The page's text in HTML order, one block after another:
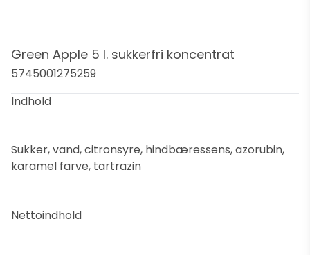
Green Apple 5 l. sukkerfri koncentrat
5745001275259
Indhold
Sukker, vand, citronsyre, hindbæressens, azorubin,
karamel farve, tartrazin
Nettoindhold